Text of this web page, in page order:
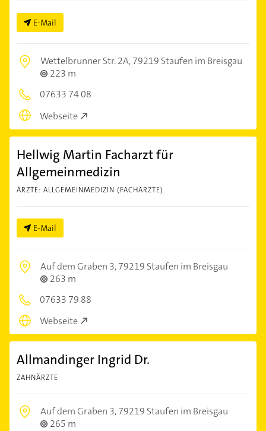
E-Mail
Wettelbrunner Str. 2A,79219 Staufen im Breisgau
223 m
07633 74 08
Webseite
Hellwig Martin Facharzt für
Allgemeinmedizin
ÄRZTE: ALLGEMEINMEDIZIN (FACHÄRZTE)
E-Mail
Auf dem Graben 3,79219 Staufen im Breisgau
263 m
07633 79 88
Webseite
Allmandinger Ingrid Dr.
ZAHNÄRZTE
Auf dem Graben 3,79219 Staufen im Breisgau
265 m